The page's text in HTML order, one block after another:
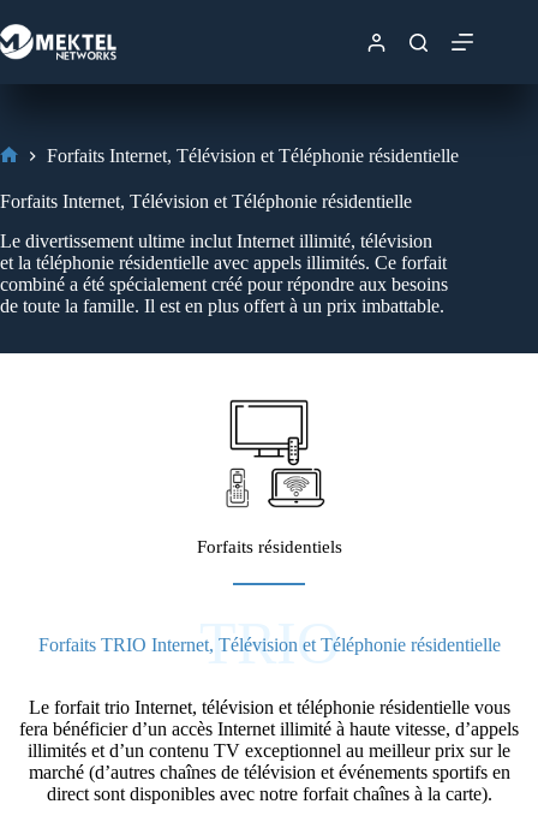
Forfaits Internet, Télévision et Téléphonie résidentielle
Forfaits Internet, Télévision et Téléphonie résidentielle
Le divertissement ultime inclut Internet illimité, télévision
et la téléphonie résidentielle avec appels illimités. Ce forfait
combiné a été spécialement créé pour répondre aux besoins
de toute la famille. Il est en plus offert à un prix imbattable.
Forfaits résidentiels
Forfaits TRIO Internet, Télévision et Téléphonie résidentielle
TRIO
Le forfait trio Internet, télévision et téléphonie résidentielle vous
fera bénéficier d’un accès Internet illimité à haute vitesse, d’appels
illimités et d’un contenu TV exceptionnel au meilleur prix sur le
marché (d’autres chaînes de télévision et événements sportifs en
direct sont disponibles avec notre forfait chaînes à la carte).